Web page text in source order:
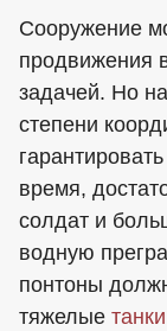
Сооружение
продвижения
задачей. Но
степени
время,
солдат и
водную
понтоны
тяжелые танки